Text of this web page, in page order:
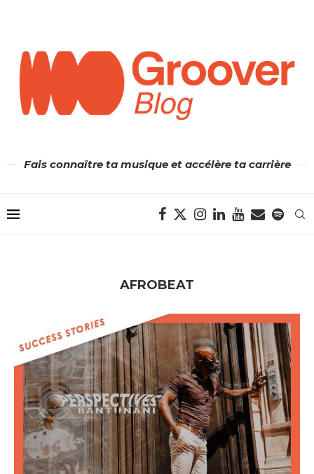
Fais connaître ta musique et accélère ta carrière
AFROBEAT